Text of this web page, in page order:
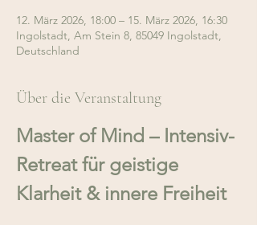
12. März 2026, 18:00 – 15. März 2026, 16:30
Ingolstadt, Am Stein 8, 85049 Ingolstadt,
Deutschland
Über die Veranstaltung
Master of Mind – Intensiv-
Retreat für geistige
Klarheit & innere Freiheit